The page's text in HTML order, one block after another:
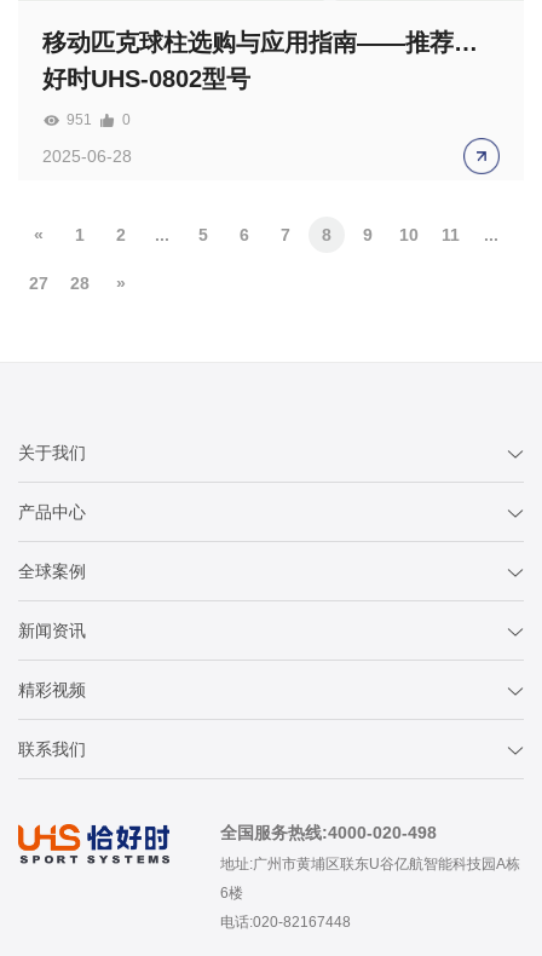
移动匹克球柱选购与应用指南——推荐恰
好时UHS-0802型号
951 0
2025-06-28
« 1 2 ... 5 6 7 8 9 10 11 ...
27 28 »
关于我们
产品中心
全球案例
新闻资讯
精彩视频
联系我们
全国服务热线:4000-020-498
地址:广州市黄埔区联东U谷亿航智能科技园A栋
6楼
电话:020-82167448